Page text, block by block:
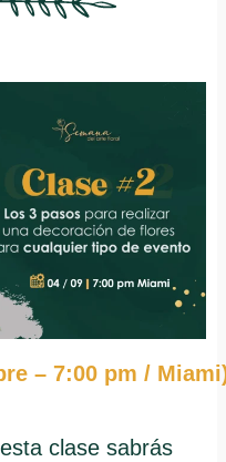
– 7:00 pm /
clase sabrás